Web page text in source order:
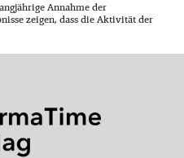
Annahme der
zeigen, dass die Aktivität der